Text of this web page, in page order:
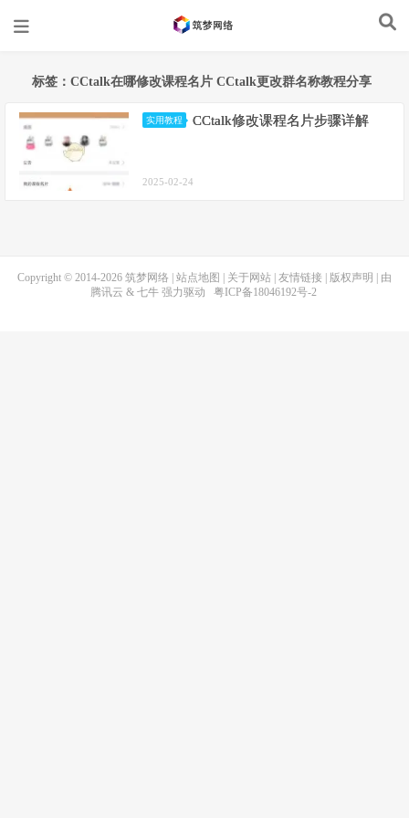
标签：CCtalk在哪修改课程名片 CCtalk更改群名称教程分享
实用教程 CCtalk修改课程名片步骤详解
2025-02-24
Copyright © 2014-2026 筑梦网络 站点地图 关于网站 友情链接 版权声明
| 由
腾讯云 & 七牛强力驱动 粤ICP备18046192号-2